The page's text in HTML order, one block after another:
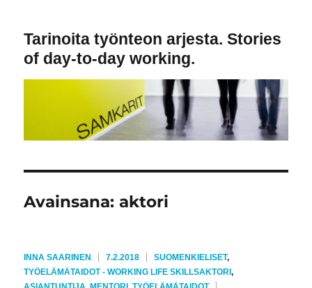
Tarinoita työnteon arjesta. Stories
of day-to-day working.
Avainsana:aktori
KIRJOITTAJA
INNA SAARINEN JULKAISTU
7.2.2018 KATEGORIAT
SUOMENKIELISET,
TYÖELÄMÄTAIDOT - WORKING LIFE SKILLSAVAINSANAT
AKTORI,